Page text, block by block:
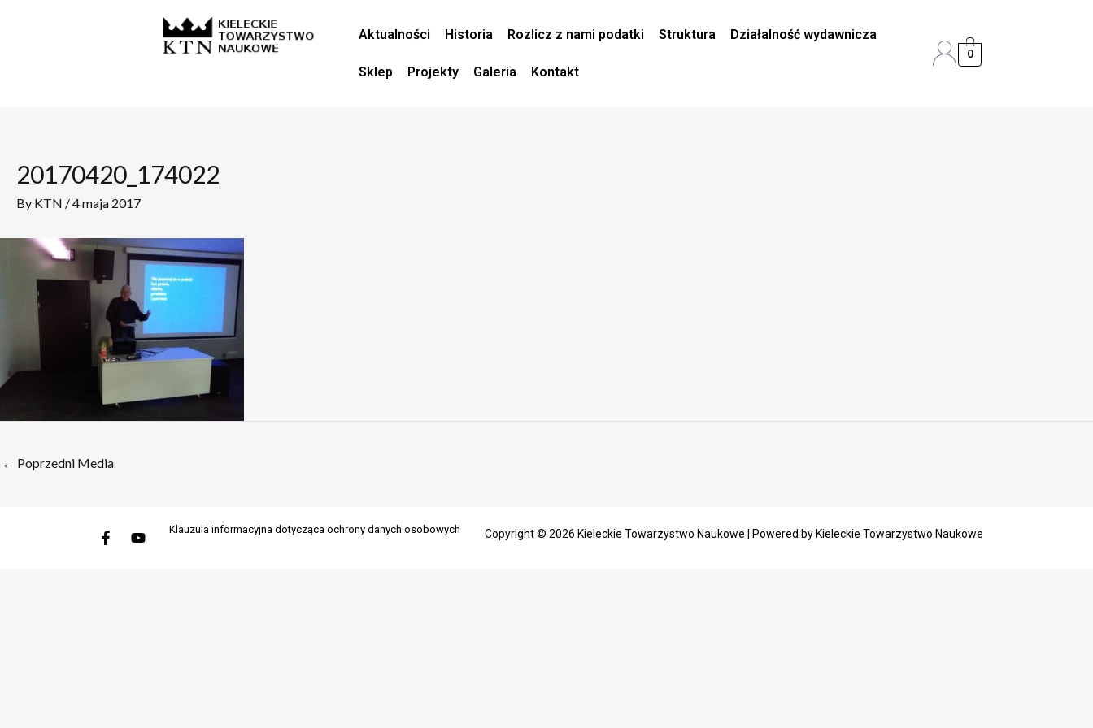
Aktualności Historia Rozlicz z nami podatki Struktura Działalność wydawnicza
Sklep Projekty Galeria Kontakt
0
20170420_174022
By KTN /4 maja 2017
← Poprzedni Media
Facebook-
f
YoutubeKlauzula informacyjna dotycząca ochrony danych osobowych Copyright © 2026 Kieleckie Towarzystwo Naukowe | Powered by Kieleckie Towarzystwo Naukowe